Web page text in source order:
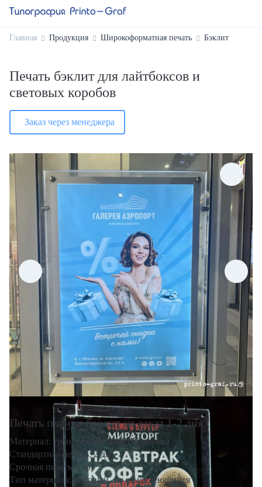
Главная Продукция Широкоформатная печать Бэклит
Печать бэклит для лайтбоксов и
световых коробов
Заказ через менеджера
Печать пленки бэклит на заказ 1-2 дня
Материал: транслюцентная РЕТ-пленка
Стандартная печать: 2 дн
Срочная печать: 1 дн
Тип материала: матовый, не самоклеющийся